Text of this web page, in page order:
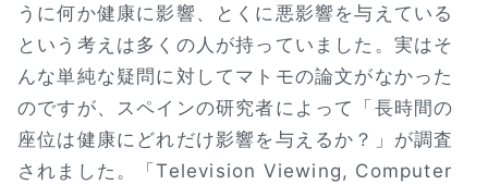
うに何か健康に影響、とくに悪影響を与えている
という考えは多くの人が持っていました。実はそ
んな単純な疑問に対してマトモの論文がなかった
のですが、スペインの研究者によって「長時間の
座位は健康にどれだけ影響を与えるか？」が調査
されました。「Television Viewing, Computer